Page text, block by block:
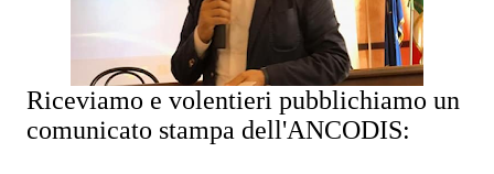
Riceviamo e volentieri pubblichiamo un
comunicato stampa dell'ANCODIS: